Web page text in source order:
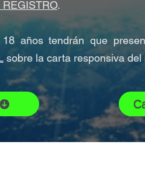
.
años tendrán que
sobre la carta responsiva del